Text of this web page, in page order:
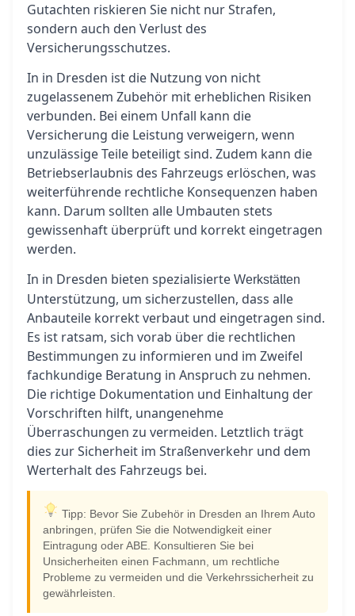
Gutachten riskieren Sie nicht nur Strafen,
sondern auch den Verlust des
Versicherungsschutzes.
In in Dresden ist die Nutzung von nicht
zugelassenem Zubehör mit erheblichen Risiken
verbunden. Bei einem Unfall kann die
Versicherung die Leistung verweigern, wenn
unzulässige Teile beteiligt sind. Zudem kann die
Betriebserlaubnis des Fahrzeugs erlöschen, was
weiterführende rechtliche Konsequenzen haben
kann. Darum sollten alle Umbauten stets
gewissenhaft überprüft und korrekt eingetragen
werden.
In in Dresden bieten spezialisierte Werkstätten
Unterstützung, um sicherzustellen, dass alle
Anbauteile korrekt verbaut und eingetragen sind.
Es ist ratsam, sich vorab über die rechtlichen
Bestimmungen zu informieren und im Zweifel
fachkundige Beratung in Anspruch zu nehmen.
Die richtige Dokumentation und Einhaltung der
Vorschriften hilft, unangenehme
Überraschungen zu vermeiden. Letztlich trägt
dies zur Sicherheit im Straßenverkehr und dem
Werterhalt des Fahrzeugs bei.
Tipp: Bevor Sie Zubehör in Dresden an Ihrem Auto
anbringen, prüfen Sie die Notwendigkeit einer
Eintragung oder ABE. Konsultieren Sie bei
Unsicherheiten einen Fachmann, um rechtliche
Probleme zu vermeiden und die Verkehrssicherheit zu
gewährleisten.